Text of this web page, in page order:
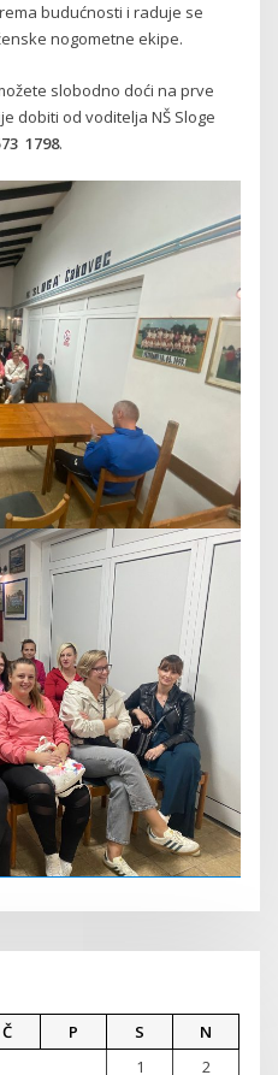
budućnosti i raduje se
nogometne ekipe.
slobodno doći na prve
dobiti od voditelja NŠ Sloge
1798.
Č P S
N
1
2